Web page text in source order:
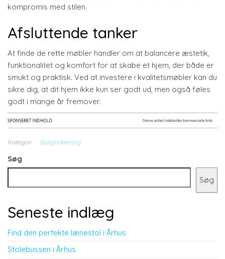
kompromis med stilen.
Afsluttende tanker
At finde de rette møbler handler om at balancere æstetik,
funktionalitet og komfort for at skabe et hjem, der både er
smukt og praktisk. Ved at investere i kvalitetsmøbler kan du
sikre dig, at dit hjem ikke kun ser godt ud, men også føles
godt i mange år fremover.
Kategori Boligindretning
Søg
Søg
Seneste indlæg
Find den perfekte lænestol i Århus
Stolebussen i Århus